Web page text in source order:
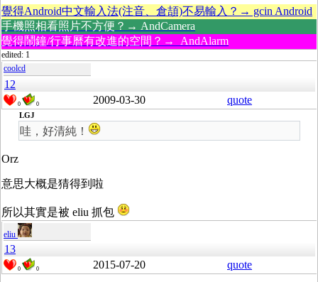
覺得Android中文輸入法(注音、倉頡)不易輸入？→ gcin Android
手機照相看照片不方便？→ AndCamera
覺得鬧鐘/行事曆有改進的空間？→ AndAlarm
edited: 1
coolcd
12
0 0 2009-03-30 quote
LGJ
哇，好清純！
Orz
意思大概是猜得到啦
所以其實是被 eliu 抓包
eliu
13
0 0 2015-07-20 quote